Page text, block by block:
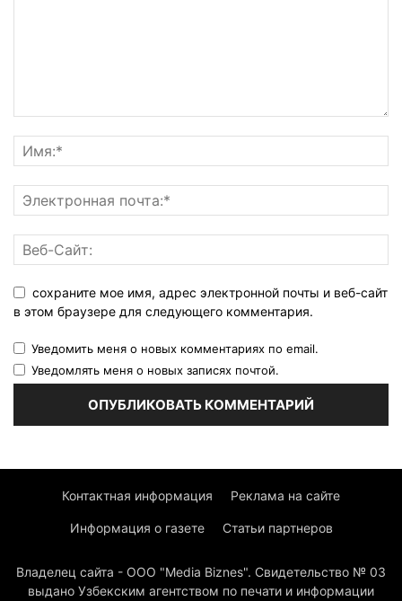
сохраните мое имя, адрес электронной почты и веб-сайт
в этом браузере для следующего комментария.
Уведомить меня о новых комментариях по email.
Уведомлять меня о новых записях почтой.
Контактная информация Реклама на сайте
Информация о газете Статьи партнеров
Владелец сайта - ООО "Media Biznes". Свидетельство № 03
выдано Узбекским агентством по печати и информации